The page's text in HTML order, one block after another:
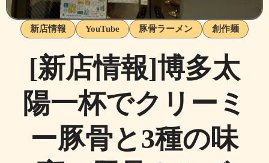
新店情報 YouTube 豚骨ラーメン 創作麺
[新店情報]博多太
陽一杯でクリーミ
ー豚骨と3種の味